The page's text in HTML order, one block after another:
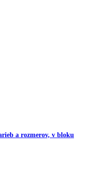
a rozmerov, v bloku